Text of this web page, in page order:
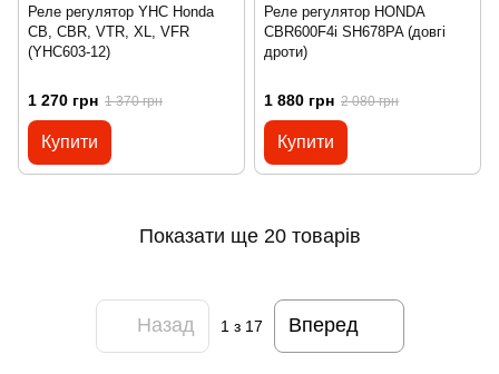
Реле регулятор YHC Honda
CB, CBR, VTR, XL, VFR
(YHC603-12)
1 270 грн 1 370 грн
Купити
Реле регулятор HONDA
CBR600F4i SH678PA (довгі
дроти)
1 880 грн 2 080 грн
Купити
Показати ще 20 товарів
Назад 1 з 17 Вперед